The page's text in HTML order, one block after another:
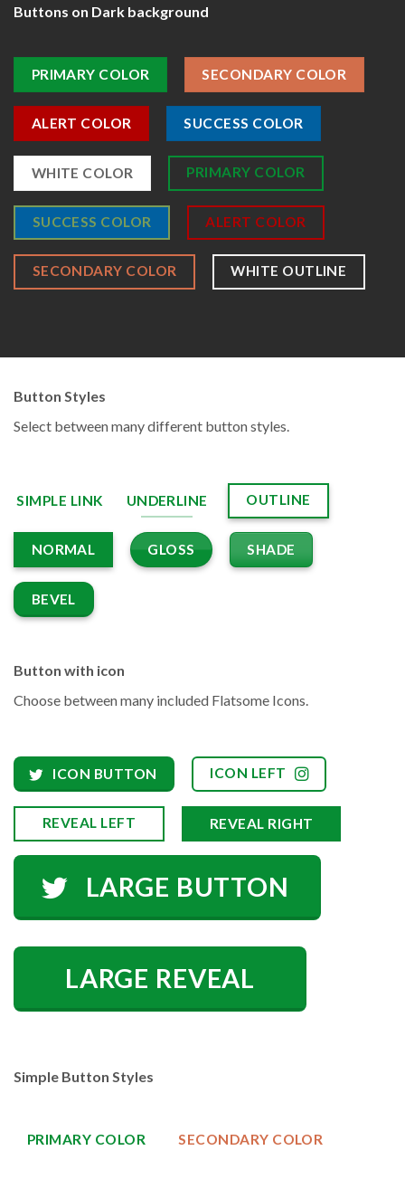
Buttons on Dark background
PRIMARY COLOR SECONDARY COLOR
ALERT COLOR SUCCESS COLOR
WHITE COLOR PRIMARY COLOR
SUCCESS COLOR ALERT COLOR
SECONDARY COLOR WHITE OUTLINE
Button Styles
Select between many different button styles.
SIMPLE LINK UNDERLINE OUTLINE
NORMAL GLOSS SHADE
BEVEL
Button with icon
Choose between many included Flatsome Icons.
ICON BUTTON ICON LEFT
REVEAL LEFT REVEAL RIGHT
LARGE BUTTON
LARGE REVEAL
Simple Button Styles
PRIMARY COLOR SECONDARY COLOR